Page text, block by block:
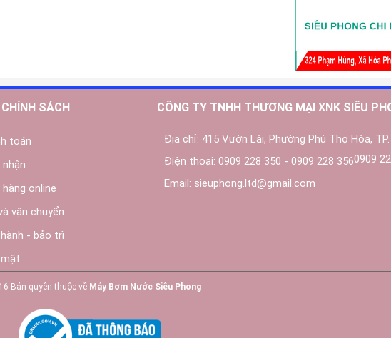
SÁCH
toán
online
vận chuyển
- bảo trì
CÔNG TY TNHH THƯƠNG MẠI XNK SIÊU
Địa chỉ: 415 Vườn Lài, Phường Phú Thọ Hòa,
Điện thoại: 0909 228 350 - 0909 228 3560909
Email: sieuphong.ltd@gmail.com
Bản quyền thuộc về Máy Bơm Nước Siêu Phong